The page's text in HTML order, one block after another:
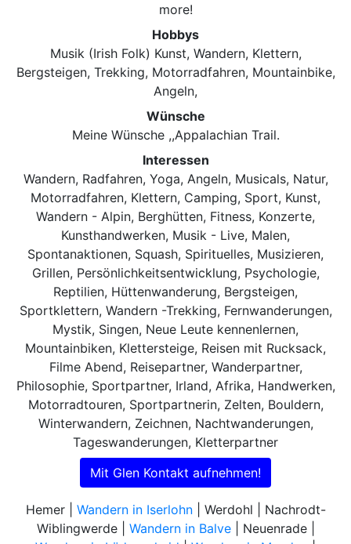
more!
Hobbys
Musik (Irish Folk) Kunst, Wandern, Klettern,
Bergsteigen, Trekking, Motorradfahren, Mountainbike,
Angeln,
Wünsche
Meine Wünsche ,,Appalachian Trail.
Interessen
Wandern, Radfahren, Yoga, Angeln, Musicals, Natur,
Motorradfahren, Klettern, Camping, Sport, Kunst,
Wandern - Alpin, Berghütten, Fitness, Konzerte,
Kunsthandwerken, Musik - Live, Malen,
Spontanaktionen, Squash, Spirituelles, Musizieren,
Grillen, Persönlichkeitsentwicklung, Psychologie,
Reptilien, Hüttenwanderung, Bergsteigen,
Sportklettern, Wandern -Trekking, Fernwanderungen,
Mystik, Singen, Neue Leute kennenlernen,
Mountainbiken, Klettersteige, Reisen mit Rucksack,
Filme Abend, Reisepartner, Wanderpartner,
Philosophie, Sportpartner, Irland, Afrika, Handwerken,
Motorradtouren, Sportpartnerin, Zelten, Bouldern,
Winterwandern, Zeichnen, Nachtwanderungen,
Tageswanderungen, Kletterpartner
Mit Glen Kontakt aufnehmen!
Hemer | Wandern in Iserlohn| Werdohl | Nachrodt-
Wiblingwerde | Wandern in Balve| Neuenrade |